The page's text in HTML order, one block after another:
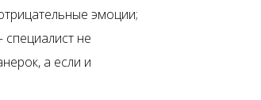
эмоции;
специалист не
а если и